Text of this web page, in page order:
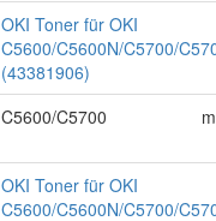
OKI Toner für OKI
C5600/C5600N/C5700/
(43381906)
C5600/C5700
OKI Toner für OKI
C5600/C5600N/C5700/